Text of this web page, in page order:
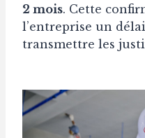
2 mois. Cette
l’entreprise un
transmettre les